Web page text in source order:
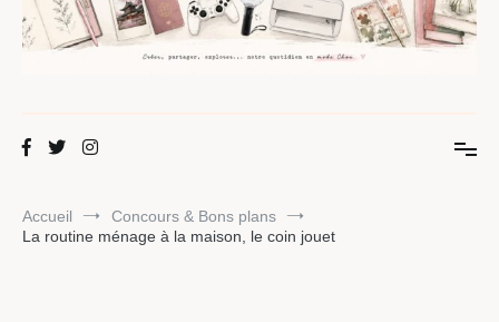
Maman Chou
Accueil
Concours & Bons plans
La routine ménage à la maison, le coin jouet